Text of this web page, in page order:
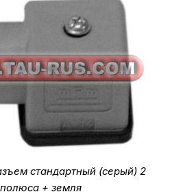
стандартный (серый) 2
полюса + земля